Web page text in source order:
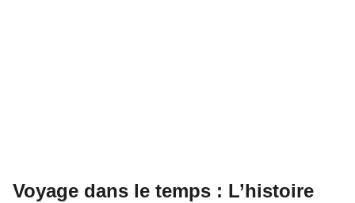
Voyage dans le temps : L’histoire